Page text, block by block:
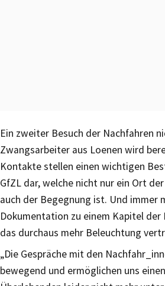
Ein zweiter Besuch der Nachfahren
Zwangsarbeiter aus Loenen wird
Kontakte stellen einen wichtigen
GfZL dar, welche nicht nur ein Ort
auch der Begegnung ist. Und immer
Dokumentation zu einem Kapitel der
das durchaus mehr Beleuchtung
„Die Gespräche mit den
bewegend und ermöglichen uns